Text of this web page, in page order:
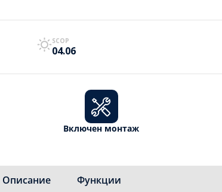
SCOP
04.06
Включен монтаж
Описание Функции